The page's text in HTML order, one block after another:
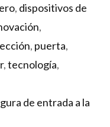
, dispositivos de
,
, puerta,
,tecnología,
de entrada a la